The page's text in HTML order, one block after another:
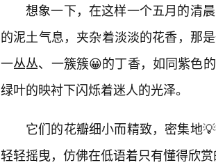
想象一下，在这样一个五月的清
的泥土气息，夹杂着淡淡的花香，那
一丛丛、一簇簇😀的丁香，如同紫色
绿叶的映衬下闪烁着迷人的光泽。
它们的花瓣细小而精致，密集地
轻轻摇曳，仿佛在低语着只有懂得欣赏